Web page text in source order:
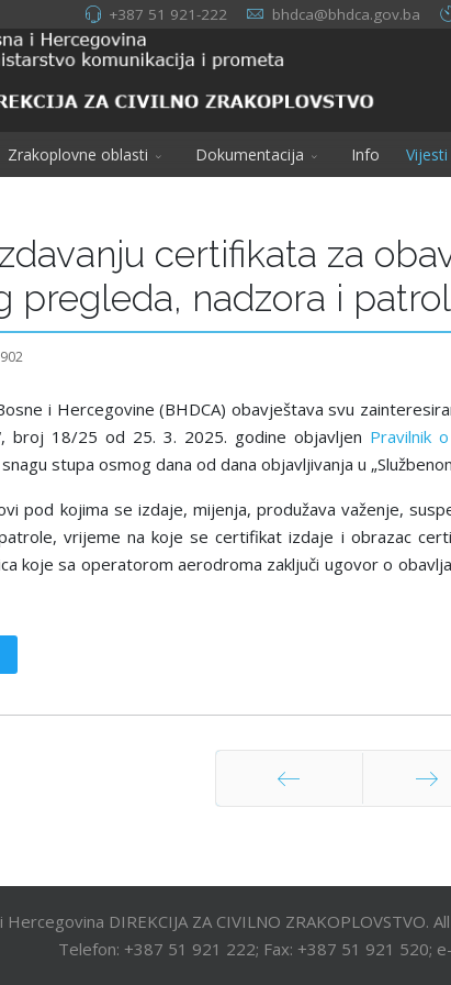
+387 51 921-222 bhdca@bhdca.gov.ba
Zrakoplovne oblasti Dokumentacija Info Vijesti
certifikata za
pregleda, nadzora i
i Hercegovine (BHDCA) obavještava svu
broj 18/25 od 25. 3. 2025. godine objavlјen Pravilnik
stupa osmog dana od dana objavlјivanja u
pod kojima se izdaje, mijenja, produžava važenje,
vrijeme na koje se certifikat izdaje i obrazac
koje sa operatorom aerodroma zaklјuči ugovor o
DIREKCIJA ZA CIVILNO
Telefon: +387 51 921 222; Fax: +387 51 921 520;